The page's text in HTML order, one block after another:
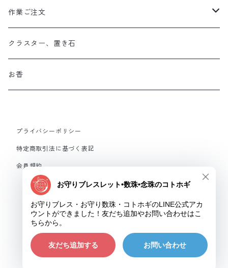
作業ご注文
お守り数珠
お守り数珠ブレスレット
フルオーダーメイド
クラスター、置き石
お香
プライバシーポリシー
特定商取引法に基づく表記
会員規約
© お守りブレス・お守り数珠・コトホギ